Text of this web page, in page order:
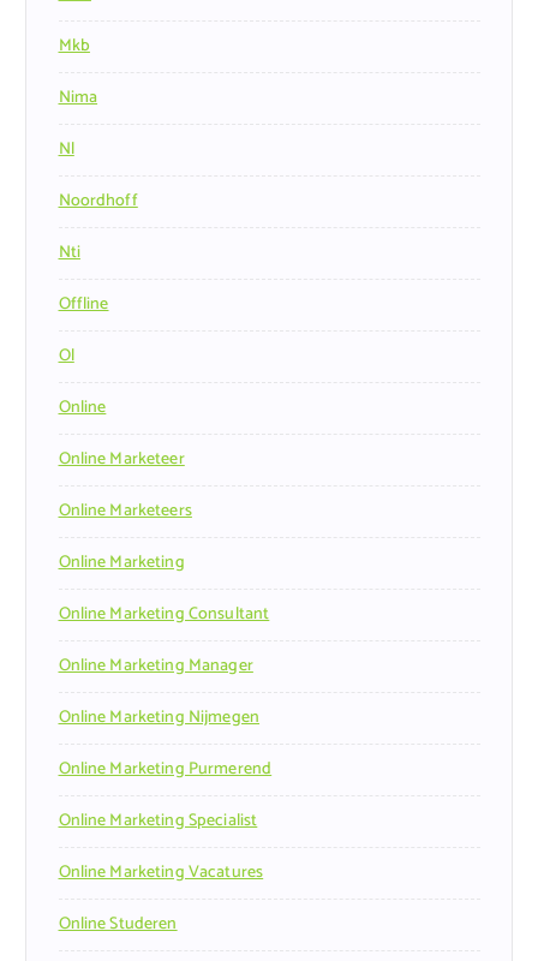
Mkb
Nima
Nl
Noordhoff
Nti
Offline
Ol
Online
Online Marketeer
Online Marketeers
Online Marketing
Online Marketing Consultant
Online Marketing Manager
Online Marketing Nijmegen
Online Marketing Purmerend
Online Marketing Specialist
Online Marketing Vacatures
Online Studeren